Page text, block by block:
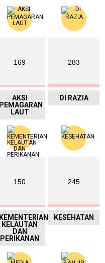
169
AKSI
PEMAGARAN
LAUT
283
DI RAZIA
150
KEMENTERIAN
KELAUTAN
DAN
PERIKANAN
245
KESEHATAN